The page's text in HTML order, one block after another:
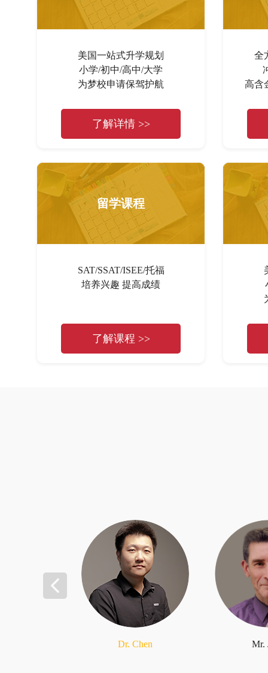
美国一站式升学规划
小学/初中/高中/大学
为梦校申请保驾护航
了解详情 >>
全
高含
留学课程
SAT/SSAT/ISEE/托福
培养兴趣 提高成绩
了解课程 >>
Dr. Chen Mr.